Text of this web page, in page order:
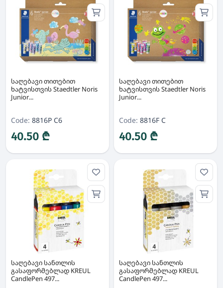
საღებავი თითებით
ხატვისთვის Staedtler Noris
Junior...
Code: 8816P C6
40.50 ₾
საღებავი თითებით
ხატვისთვის Staedtler Noris
Junior...
Code: 8816F C
40.50 ₾
საღებავი სანთლის
გასაფორმებლად KREUL
CandlePen 497...
საღებავი სანთლის
გასაფორმებლად KREUL
CandlePen 497...